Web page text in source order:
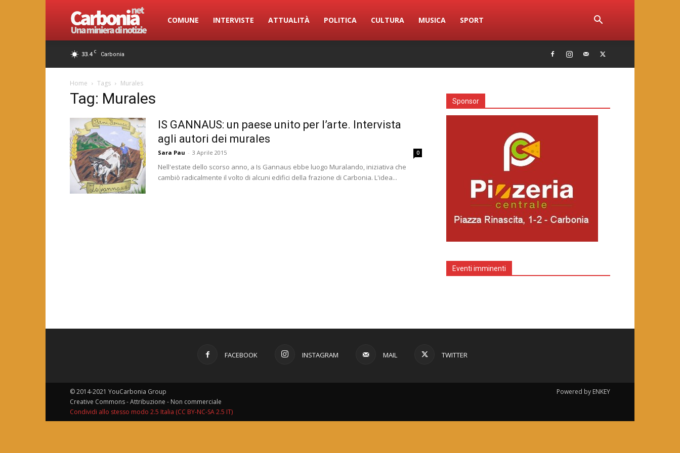
Carbonia.net
COMUNE INTERVISTE ATTUALITÀ POLITICA CULTURA MUSICA SPORT
33.4 C Carbonia
Home Tags Murales
Tag: Murales
IS GANNAUS: un paese unito per l’arte. Intervista
agli autori dei murales
Sara Pau - 3 Aprile 2015 0
Nell'estate dello scorso anno, a Is Gannaus ebbe luogo Muralando, iniziativa che
cambiò radicalmente il volto di alcuni edifici della frazione di Carbonia. L'idea...
Sponsor
Eventi imminenti
FACEBOOK INSTAGRAM MAIL TWITTER
Powered by ENKEY
© 2014-2021 YouCarbonia Group
Creative Commons - Attribuzione - Non commerciale
Condividi allo stesso modo 2.5 Italia (CC BY-NC-SA 2.5 IT)